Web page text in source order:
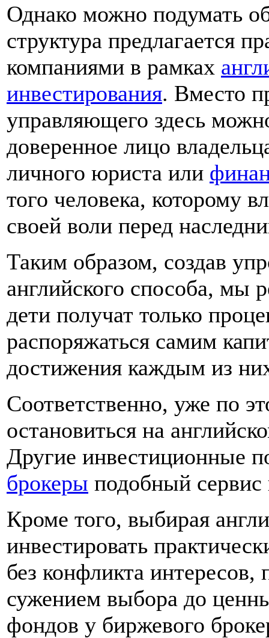
Однако можно подумать
структура предлагается
компаниями в рамках
инвестирования. Вместо
управляющего здесь
доверенное лицо
личного юриста или
того человека, которому
своей воли перед
Таким образом, создав
английского способа, мы
дети получат только
распоряжаться самим
достижения каждым из
Соответственно, уже по
остановиться на
Другие инвестиционные
брокеры подобный сервис
Кроме того, выбирая
инвестировать
без конфликта
сужением выбора до
фондов у биржевого